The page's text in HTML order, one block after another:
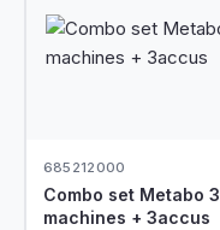
685212000
Combo set Metabo 3
machines + 3accus